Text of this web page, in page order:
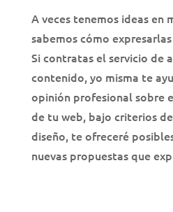
A veces tenemos ideas en
sabemos cómo
Si contratas el servicio de
contenido, yo misma te
opinión profesional sobre
de tu web, bajo criterios
diseño, te ofreceré
nuevas propuestas que